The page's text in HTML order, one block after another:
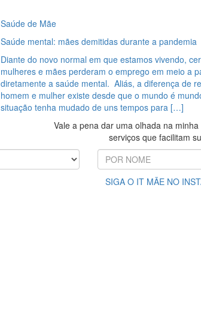
Saúde de Mãe
Saúde mental: mães demitidas durante a pandemia
Diante do novo normal em que estamos vivendo,
mulheres e mães perderam o emprego em meio a
diretamente a saúde mental. Aliás, a diferença de
homem e mulher existe desde que o mundo é
situação tenha mudado de uns tempos para […]
Vale a pena dar uma olhada na
serviços que facilitam
SIGA O IT MÃE NO